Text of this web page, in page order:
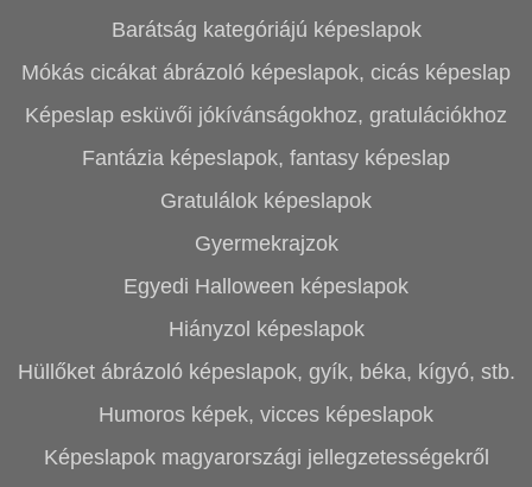
Barátság kategóriájú képeslapok
Mókás cicákat ábrázoló képeslapok, cicás képeslap
Képeslap esküvői jókívánságokhoz, gratulációkhoz
Fantázia képeslapok, fantasy képeslap
Gratulálok képeslapok
Gyermekrajzok
Egyedi Halloween képeslapok
Hiányzol képeslapok
Hüllőket ábrázoló képeslapok, gyík, béka, kígyó, stb.
Humoros képek, vicces képeslapok
Képeslapok magyarországi jellegzetességekről